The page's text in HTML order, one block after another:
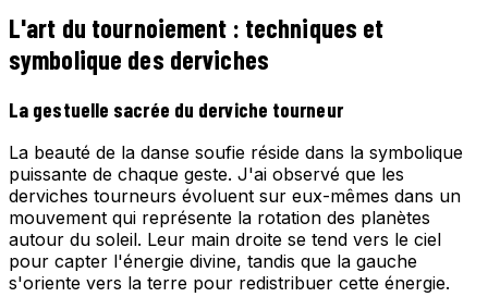
L'art du tournoiement : techniques et
symbolique des derviches
La gestuelle sacrée du derviche tourneur
La beauté de la danse soufie réside dans la symbolique
puissante de chaque geste. J'ai observé que les
derviches tourneurs évoluent sur eux-mêmes dans un
mouvement qui représente la rotation des planètes
autour du soleil. Leur main droite se tend vers le ciel
pour capter l'énergie divine, tandis que la gauche
s'oriente vers la terre pour redistribuer cette énergie.